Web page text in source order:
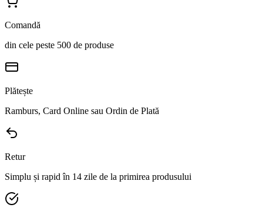
Comandă
din cele peste 500 de produse
Plătește
Ramburs, Card Online sau Ordin de Plată
Retur
Simplu și rapid în 14 zile de la primirea produsului